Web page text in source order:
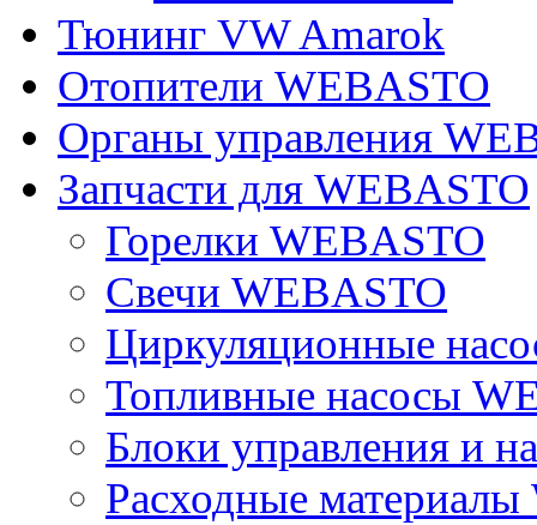
Тюнинг VW Amarok
Отопители WEBASTO
Органы управления
Запчасти для WEBASTO
Горелки WEBASTO
Свечи WEBASTO
Циркуляционные
Топливные насосы
Блоки управления и
Расходные